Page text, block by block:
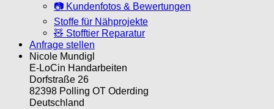
📷 Kundenfotos & Bewertungen
Stoffe für Nähprojekte
🧸 Stofftier Reparatur
Anfrage stellen
Nicole Mundigl
E-LoCin Handarbeiten
Dorfstraße 26
82398 Polling OT Oderding
Deutschland